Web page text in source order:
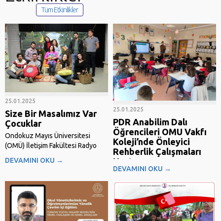
Yılı” kapsamında “Bağımlılığa Karşı
Sahadayız” projesi hayata
geçirilecektir. Proje kapsamında
ilkokul, ortaokul ve lise
öğrencilerine yönelik eğitimler
ve...
Tüm Etkinlikler
25.01.2025
Size Bir Masalımız Var
Çocuklar
Ondokuz Mayıs Üniversitesi
(OMÜ) İletişim Fakültesi Radyo
öğrencileri Toplumsal Sorumluluk
yüz tutan radyoda masal dinleme
kültürünü yeniden çocuklarla
buluşturdu. Haberin detayları için
tıklayınız.
DEVAMINI OKU →
25.01.2025
PDR Anabilim Dalı
Öğrencileri OMU Vakfı
Koleji’nde Önleyici
Rehberlik Çalışmaları
Yaptı
Rehberlik ve Psikolojik
Danışmanlık Ana Bilim Dalı 3. Sınıf
öğrencileri yürütücülüğünü Dr.
Nurdan Doğru Çabuker’in yapmış
olduğu Önleyici Rehberlik ve
DEVAMINI OKU →